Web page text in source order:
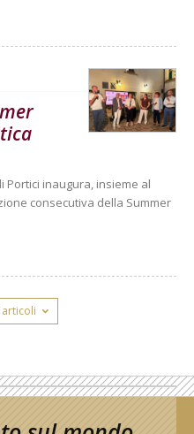
Portici inaugura, insieme al
consecutiva della Summer